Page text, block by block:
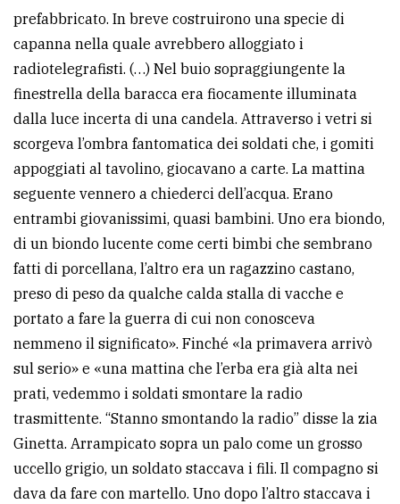
prefabbricato. In breve costruirono una specie di
capanna nella quale avrebbero alloggiato i
radiotelegrafisti. (…) Nel buio sopraggiungente la
finestrella della baracca era fiocamente illuminata
dalla luce incerta di una candela. Attraverso i vetri si
scorgeva l’ombra fantomatica dei soldati che, i gomiti
appoggiati al tavolino, giocavano a carte. La mattina
seguente vennero a chiederci dell’acqua. Erano
entrambi giovanissimi, quasi bambini. Uno era biondo,
di un biondo lucente come certi bimbi che sembrano
fatti di porcellana, l’altro era un ragazzino castano,
preso di peso da qualche calda stalla di vacche e
portato a fare la guerra di cui non conosceva
nemmeno il significato». Finché «la primavera arrivò
sul serio» e «una mattina che l’erba era già alta nei
prati, vedemmo i soldati smontare la radio
trasmittente. “Stanno smontando la radio” disse la zia
Ginetta. Arrampicato sopra un palo come un grosso
uccello grigio, un soldato staccava i fili. Il compagno si
dava da fare con martello. Uno dopo l’altro staccava i